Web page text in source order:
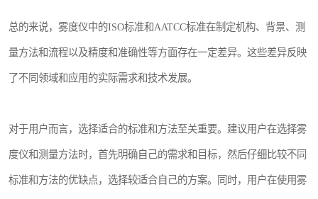
总的来说，雾度仪中的ISO标准和AATCC标准在制定机构、背景、测
量方法和流程以及精度和准确性等方面存在一定差异。这些差异反映
了不同领域和应用的实际需求和技术发展。
对于用户而言，选择适合的标准和方法至关重要。建议用户在选择雾
度仪和测量方法时，首先明确自己的需求和目标，然后仔细比较不同
标准和方法的优缺点，选择较适合自己的方案。同时，用户在使用雾